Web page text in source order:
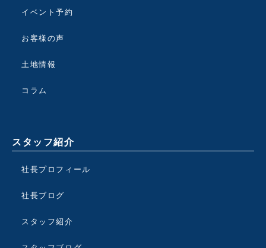
イベント予約
お客様の声
土地情報
コラム
スタッフ紹介
社長プロフィール
社長ブログ
スタッフ紹介